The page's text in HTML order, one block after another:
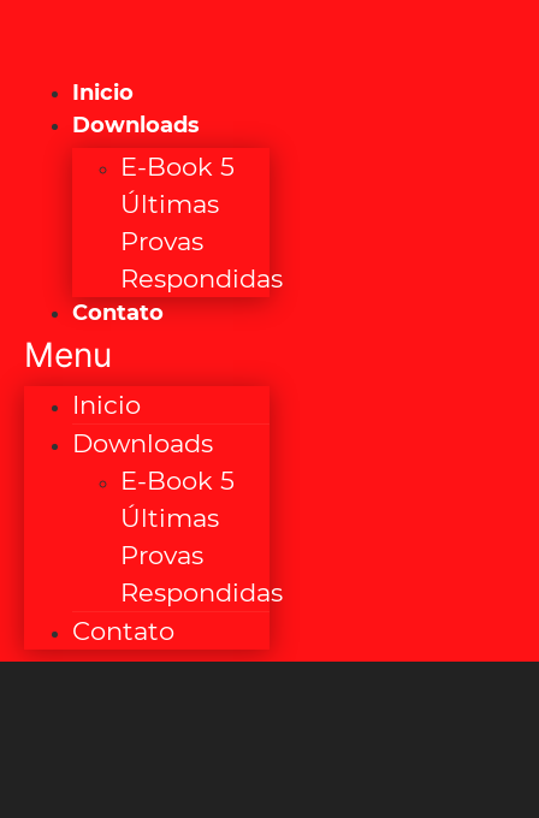
Inicio
Downloads
E-Book 5
Últimas
Provas
Respondidas
Contato
Menu
Inicio
Downloads
E-Book 5
Últimas
Provas
Respondidas
Contato